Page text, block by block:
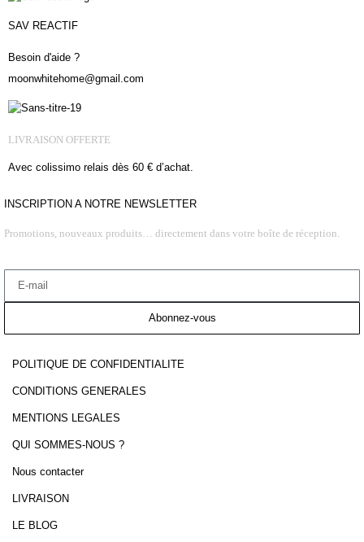
SAV REACTIF
Besoin d'aide ?
moonwhitehome@gmail.com
LIVRAISON OFFERTE
Avec colissimo relais dès 60 € d’achat.
INSCRIPTION A NOTRE NEWSLETTER
Promotions, nouveaux produits… directement dans votre boîte de réception.
Abonnez-vous
POLITIQUE DE CONFIDENTIALITE
CONDITIONS GENERALES
MENTIONS LEGALES
QUI SOMMES-NOUS ?
Nous contacter
LIVRAISON
LE BLOG